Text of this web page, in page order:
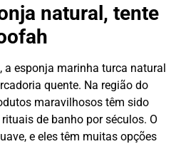
natural, tente
a esponja marinha turca natural
quente. Na região do
maravilhosos têm sido
de banho por séculos. O
e eles têm muitas opções